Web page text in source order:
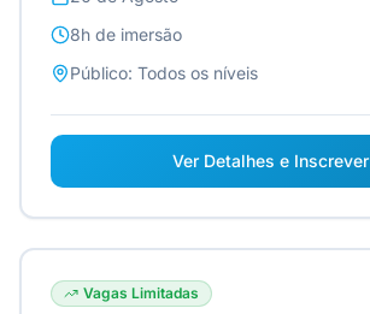
8h de imersão
Público: Todos os níveis
Ver Detalhes e Inscrever
Vagas Limitadas